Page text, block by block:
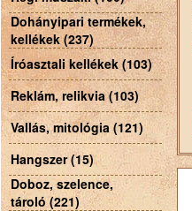
Dohányipari termékek,
kellékek (237)
Íróasztali kellékek (103)
Reklám, relikvia (103)
Vallás, mitológia (121)
Hangszer (15)
Doboz, szelence,
tároló (221)